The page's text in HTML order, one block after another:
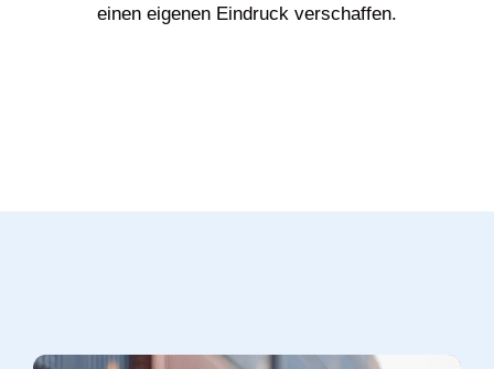
einen eigenen Eindruck verschaffen.